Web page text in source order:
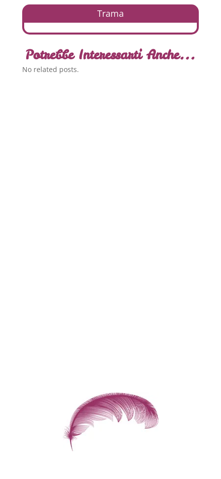
Trama
Potrebbe Interessarti Anche...
No related posts.